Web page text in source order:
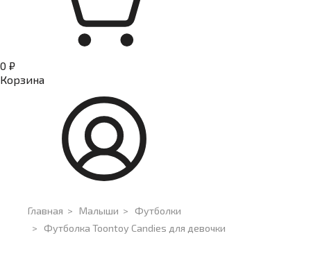
0 ₽
Корзина
Главная > Малыши > Футболки
> Футболка Toontoy Candies для девочки